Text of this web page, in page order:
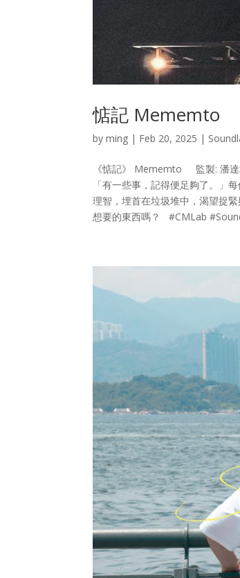
惦記 Mememto
byming | Feb 20, 2025 |
《惦記》 Mememto 監製: 潘
「有一些事，記得便足夠了。」
理智，埋首在垃圾堆中，渴望捉
想要的東西嗎？ #CMLab